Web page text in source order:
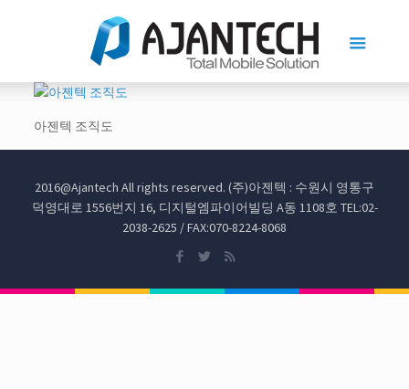
아젠텍 조직도
2016@Ajantech All rights reserved. (주)아젠텍 : 수원시 영통구
덕영대로 1556번지 16, 디지털엠파이어빌딩 A동 1108호 TEL:02-
2038-2625 / FAX:070-8224-8068